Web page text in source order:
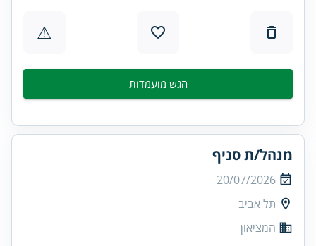
⚠
הגש מועמדות
מנהל/ת סניף
20/07/2026
תל אביב
המציאון